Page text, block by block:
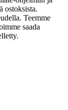
ostoksista.
Teemme
saada